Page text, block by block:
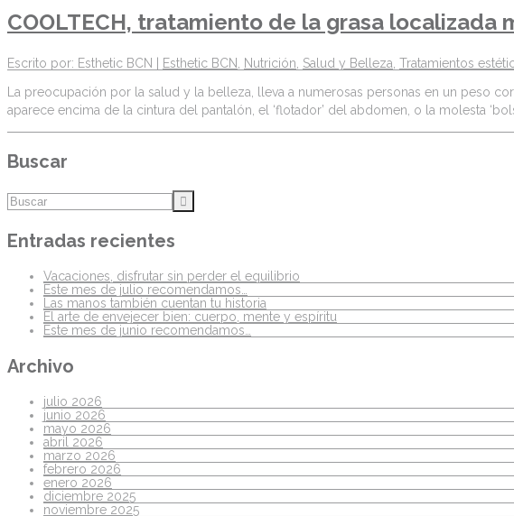
COOLTECH, tratamiento de la grasa localizada
Escrito por: Esthetic BCN | Esthetic BCN Nutrición Salud y Belleza Tratamientos
La preocupación por la salud y la belleza, lleva a numerosas personas en un peso
aparece encima de la cintura del pantalón, el ‘flotador’ del abdomen, o la molesta
Buscar
Entradas recientes
Vacaciones, disfrutar sin perder el equilibrio
Este mes de julio recomendamos…
Las manos también cuentan tu historia
El arte de envejecer bien: cuerpo, mente y espíritu
Este mes de junio recomendamos…
Archivo
julio 2026
junio 2026
mayo 2026
abril 2026
marzo 2026
febrero 2026
enero 2026
diciembre 2025
noviembre 2025